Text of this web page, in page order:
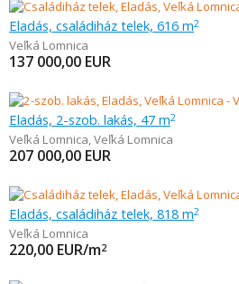
Eladás, családiház telek, 616 m2
Veľká Lomnica
137 000,00 EUR
Eladás, 2-szob. lakás, 47 m2
Veľká Lomnica,Veľká Lomnica
207 000,00 EUR
Eladás, családiház telek, 818 m2
Veľká Lomnica
220,00 EUR/m2